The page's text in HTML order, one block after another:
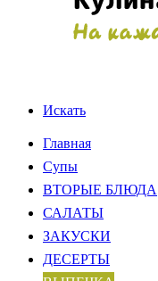
Искать
Главная
Супы
ВТОРЫЕ БЛЮДА
САЛАТЫ
ЗАКУСКИ
ДЕСЕРТЫ